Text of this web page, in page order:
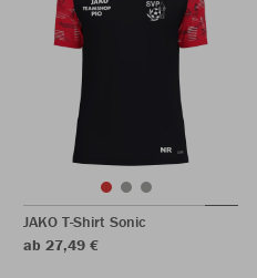
JAKO T-Shirt Sonic
ab 27,49 €